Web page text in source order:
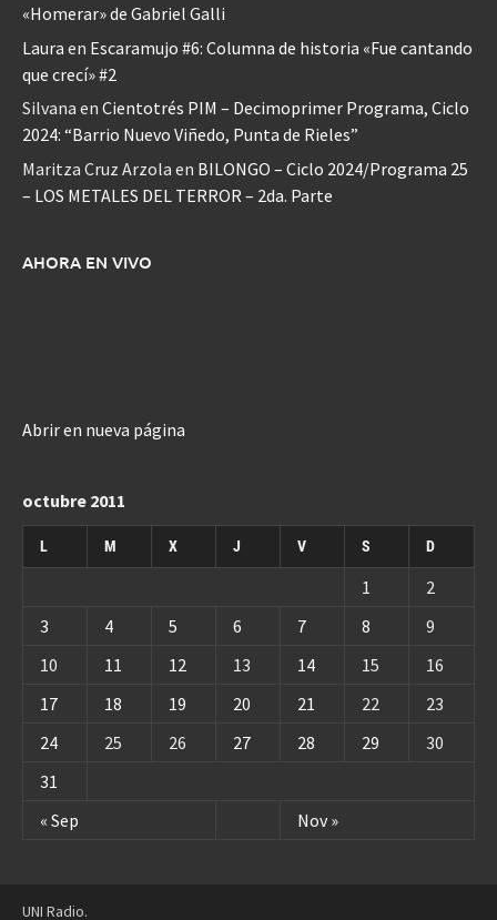
«Homerar» de Gabriel Galli
Laura en Escaramujo #6: Columna de historia «Fue cantando
que crecí» #2
Silvana en Cientotrés PIM – Decimoprimer Programa, Ciclo
2024: “Barrio Nuevo Viñedo, Punta de Rieles”
Maritza Cruz Arzola en BILONGO – Ciclo 2024/Programa 25
– LOS METALES DEL TERROR – 2da. Parte
AHORA EN VIVO
Abrir en nueva página
octubre 2011
L M X J V S D
« Sep Nov »
1
2
3
4 5 6 7 8
9
10
11 12 13 14 15
16
17
18 19 20 21 22
23
24
25 26 27 28 29
30
31
UNI Radio.